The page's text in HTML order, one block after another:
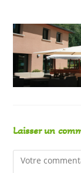
Laisser un